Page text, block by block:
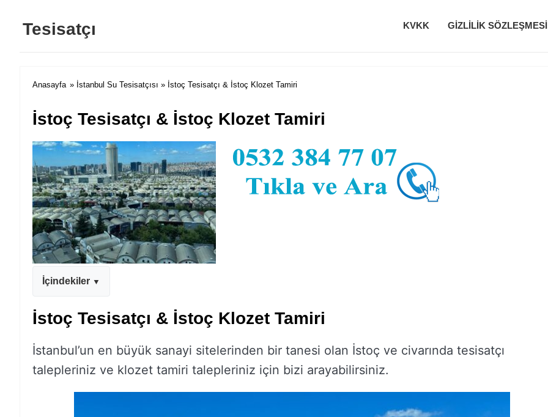
Tesisatçı KVKK GIZLILIK SÖZLEŞMESI
Anasayfa » İstanbul Su Tesisatçısı » İstoç Tesisatçı & İstoç Klozet Tamiri
İstoç Tesisatçı & İstoç Klozet Tamiri
İçindekiler
İstoç Tesisatçı & İstoç Klozet Tamiri
İstanbul’un en büyük sanayi sitelerinden bir tanesi olan İstoç ve civarında tesisatçı
talepleriniz ve klozet tamiri talepleriniz için bizi arayabilirsiniz.